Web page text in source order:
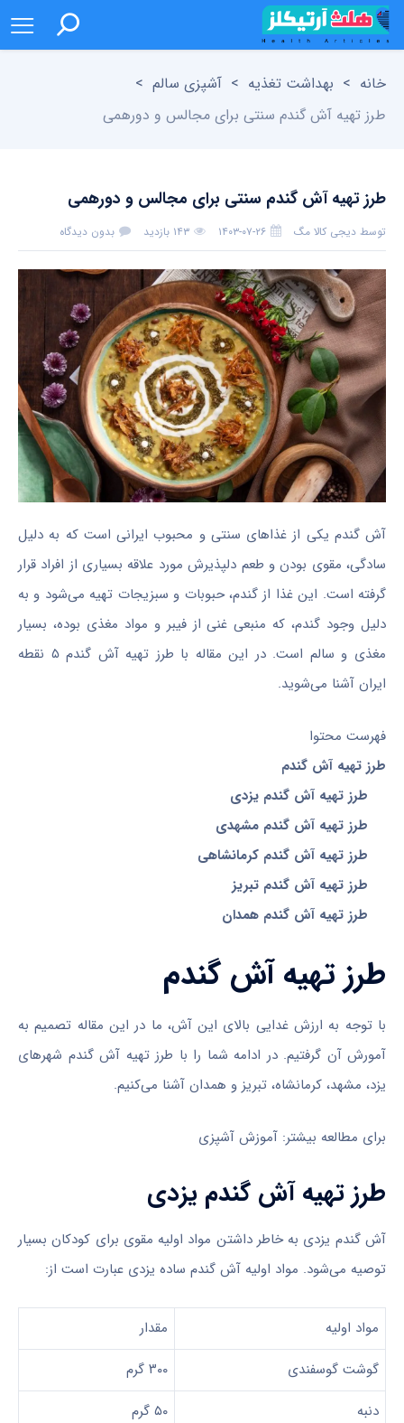
خانه > بهداشت تغذیه > آشپزی سالم >
طرز تهیه آش گندم سنتی برای مجالس و دورهمی
طرز تهیه آش گندم سنتی برای مجالس و دورهمی
توسط دیجی کالا مگ ۱۴۰۳-۰۷-۲۶ ۱۴۳ بازدید بدون دیدگاه
آش گندم یکی از غذاهای سنتی و محبوب ایرانی است که به دلیل
سادگی، مقوی بودن و طعم دلپذیرش مورد علاقه بسیاری از افراد قرار
گرفته است. این غذا از گندم، حبوبات و سبزیجات تهیه می‌شود و به
دلیل وجود گندم، که منبعی غنی از فیبر و مواد مغذی بوده، بسیار
مغذی و سالم است. در این مقاله با طرز تهیه آش گندم ۵ نقطه
ایران آشنا می‌شوید.
فهرست محتوا
طرز تهیه آش گندم
طرز تهیه آش گندم یزدی
طرز تهیه آش گندم مشهدی
طرز تهیه آش گندم کرمانشاهی
طرز تهیه آش گندم تبریز
طرز تهیه آش گندم همدان
طرز تهیه آش گندم
با توجه به ارزش غدایی بالای این آش، ما در این مقاله تصمیم به
آمورش آن گرفتیم. در ادامه شما را با طرز تهیه آش گندم شهرهای
یزد، مشهد، کرمانشاه، تبریز و همدان آشنا می‌کنیم.
برای مطالعه بیشتر: آموزش آشپزی
طرز تهیه آش گندم یزدی
آش گندم یزدی به خاطر داشتن مواد اولیه مقوی برای کودکان بسیار
توصیه می‌شود. مواد اولیه آش گندم ساده یزدی عبارت است از:
مواد اولیه
مقدار
گوشت گوسفندی
۳۰۰ گرم
دنبه
۵۰ گرم